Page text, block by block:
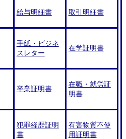
給与明細書 取引明細書
手紙・ビジネ
スレター
在学証明書
卒業証明書
在職・就労証
明書
犯罪経歴証明
書
有害物質不使
用証明書